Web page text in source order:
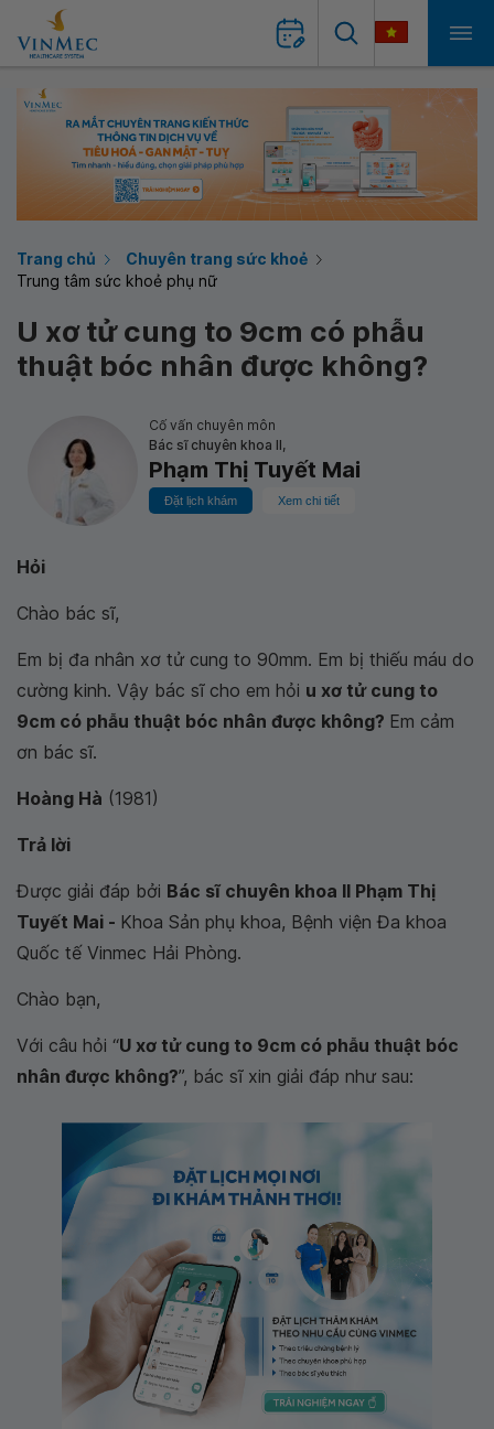
Trang chủ
Chuyên trang sức khoẻ
Trung tâm sức khoẻ phụ nữ
U xơ tử cung to 9cm có phẫu
thuật bóc nhân được không?
Cố vấn chuyên môn
Bác sĩ chuyên khoa II,
Phạm Thị Tuyết Mai
Đặt lịch khám Xem chi tiết
Hỏi
Chào bác sĩ,
Em bị đa nhân xơ tử cung to 90mm. Em bị thiếu máu do
cường kinh. Vậy bác sĩ cho em hỏi u xơ tử cung to
9cm có phẫu thuật bóc nhân được không? Em cảm
ơn bác sĩ.
Hoàng Hà (1981)
Trả lời
Được giải đáp bởi Bác sĩ chuyên khoa II Phạm Thị
Tuyết Mai - Khoa Sản phụ khoa, Bệnh viện Đa khoa
Quốc tế Vinmec Hải Phòng.
Chào bạn,
Với câu hỏi “U xơ tử cung to 9cm có phẫu thuật bóc
nhân được không?”, bác sĩ xin giải đáp như sau: